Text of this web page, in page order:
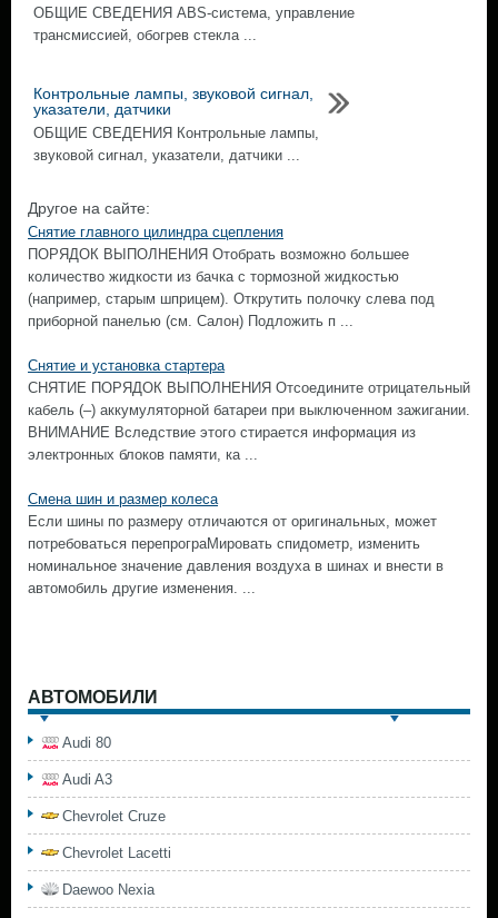
ОБЩИЕ СВЕДЕНИЯ ABS-система, управление
трансмиссией, обогрев стекла ...
Контрольные лампы, звуковой сигнал,
указатели, датчики
ОБЩИЕ СВЕДЕНИЯ Контрольные лампы,
звуковой сигнал, указатели, датчики ...
Другое на сайте:
Снятие главного цилиндра сцепления
ПОРЯДОК ВЫПОЛНЕНИЯ Отобрать возможно большее
количество жидкости из бачка с тормозной жидкостью
(например, старым шприцем). Открутить полочку слева под
приборной панелью (см. Салон) Подложить п ...
Снятие и установка стартера
СНЯТИЕ ПОРЯДОК ВЫПОЛНЕНИЯ Отсоедините отрицательный
кабель (–) аккумуляторной батареи при выключенном зажигании.
ВНИМАНИЕ Вследствие этого стирается информация из
электронных блоков памяти, ка ...
Смена шин и размер колеса
Если шины по размеру отличаются от оригинальных, может
потребоваться перепрограМировать спидометр, изменить
номинальное значение давления воздуха в шинах и внести в
автомобиль другие изменения. ...
АВТОМОБИЛИ
Audi 80
Audi A3
Chevrolet Cruze
Chevrolet Lacetti
Daewoo Nexia